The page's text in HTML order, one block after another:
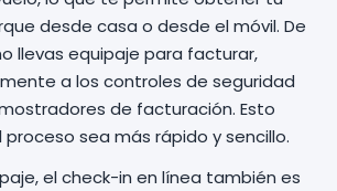
desde casa o desde el móvil. De
llevas equipaje para facturar,
a los controles de seguridad
de facturación. Esto
sea más rápido y sencillo.
el check-in en línea también es